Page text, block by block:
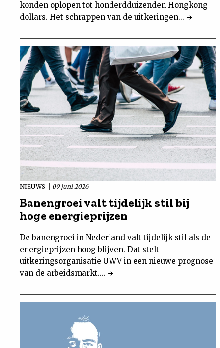
konden oplopen tot honderdduizenden Hongkong
dollars. Het schrappen van de uitkeringen...
NIEUWS 09 juni 2026
Banengroei valt tijdelijk stil bij
hoge energieprijzen
De banengroei in Nederland valt tijdelijk stil als de
energieprijzen hoog blijven. Dat stelt
uitkeringsorganisatie UWV in een nieuwe prognose
van de arbeidsmarkt....